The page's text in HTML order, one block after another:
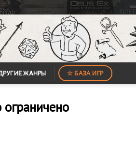
ЖАНРЫ ☆ БАЗА ИГР